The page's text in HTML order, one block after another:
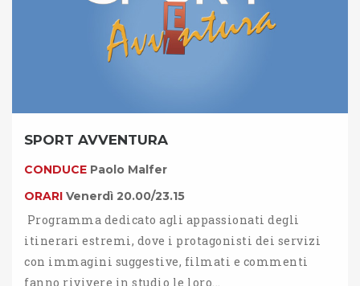
SPORT AVVENTURA
CONDUCE Paolo Malfer
ORARI Venerdì 20.00/23.15
Programma dedicato agli appassionati degli
itinerari estremi, dove i protagonisti dei servizi
con immagini suggestive, filmati e commenti
fanno rivivere in studio le loro...